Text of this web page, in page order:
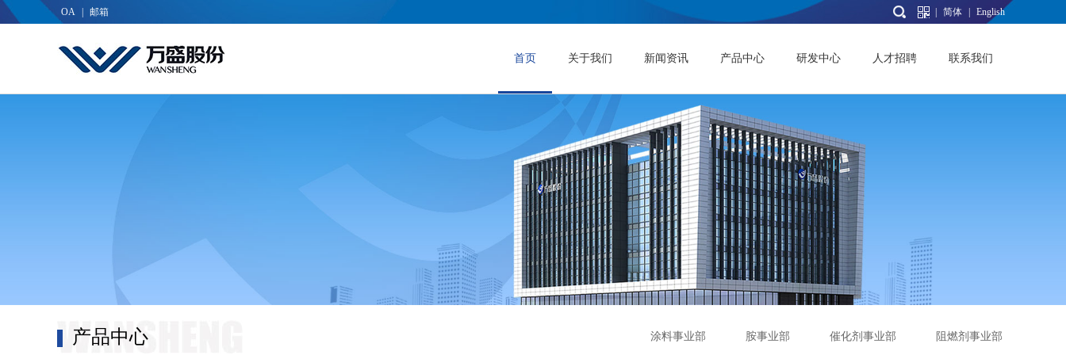
简体 English
OA 邮箱
首页 关于我们 新闻资讯 产品中心 研发中心 人才招聘 联系我们
涂料事业部 胺事业部 催化剂事业部 阻燃剂事业部
产品中心